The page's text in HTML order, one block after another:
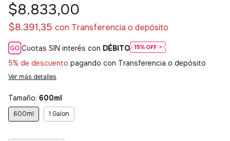
$8.833,00
$8.391,35 con Transferencia o depósito
Cuotas SIN interés con DÉBITO
5% de descuento pagando con Transferencia o depósito
Ver más detalles
Tamaño: 600ml
600ml 1 Galon